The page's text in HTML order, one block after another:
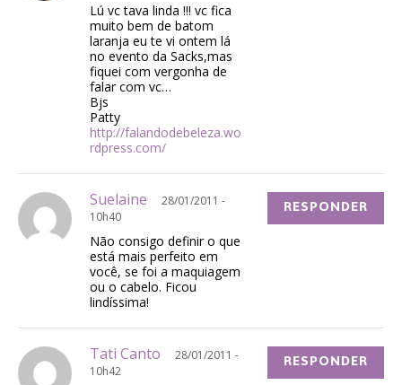
Lú vc tava linda !!! vc fica
muito bem de batom
laranja eu te vi ontem lá
no evento da Sacks,mas
fiquei com vergonha de
falar com vc…
Bjs
Patty
http://falandodebeleza.wo
rdpress.com/
Suelaine
28/01/2011 -
10h40
Não consigo definir o que
está mais perfeito em
você, se foi a maquiagem
ou o cabelo. Ficou
lindíssima!
RESPONDER
Tati Canto
28/01/2011 -
10h42
RESPONDER